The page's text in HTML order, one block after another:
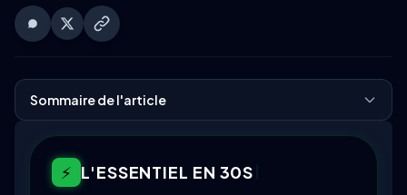
Sommaire de l'article
⚡ L'ESSENTIEL EN 30S